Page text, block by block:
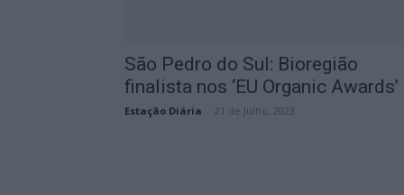
São Pedro do Sul: Bioregião
finalista nos ‘EU Organic Awards’
Estação Diária 21 de Julho, 2023